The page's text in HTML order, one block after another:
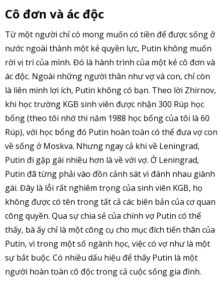
Cô đơn và ác độc
Từ một người chỉ có mong muốn có tiền để được sống ở
nước ngoài thành một kẻ quyền lực, Putin không muốn
rời vị trí của mình. Đó là hành trình của một kẻ cô đơn và
ác độc. Ngoài những người thân như vợ và con, chỉ còn
là liên minh lợi ích, Putin không có bạn. Theo lời Zhirnov,
khi học trường KGB sinh viên được nhận 300 Rúp học
bổng (theo tôi nhớ thì năm 1988 học bổng của tôi là 60
Rúp), với học bổng đó Putin hoàn toàn có thể đưa vợ con
về sống ở Moskva. Nhưng ngay cả khi về Leningrad,
Putin đi gặp gái nhiều hơn là về với vợ. Ở Leningrad,
Putin đã từng phải vào đồn cảnh sát vì đánh nhau giành
gái. Đây là lỗi rất nghiêm trọng của sinh viên KGB, họ
không được có tên trong tất cả các biên bản của cơ quan
công quyền. Qua sự chia sẻ của chính vợ Putin có thể
thấy, bà ấy chỉ là một công cụ cho mục đích tiến thân của
Putin, vì trong một số ngành học, việc có vợ như là một
sự bắt buộc. Có nhiều dấu hiệu để thấy Putin là một
người hoàn toàn cô độc trong cả cuộc sống gia đình.